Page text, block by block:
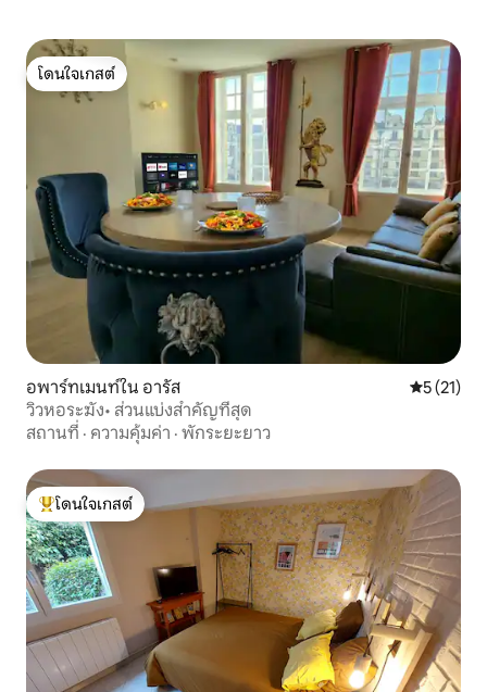
โดนใจเกสต์
โดนใจเกสต์
อพาร์ทเมนท์ใน อารัส คะแนนเฉลี่
5 (21)
วิวหอระฆัง• ส่วนแบ่งสำคัญที่สุด
สถานที่ · ความคุ้มค่า · พักระยะยาว
โดนใจเกสต์ที่สุด
โดนใจเกสต์